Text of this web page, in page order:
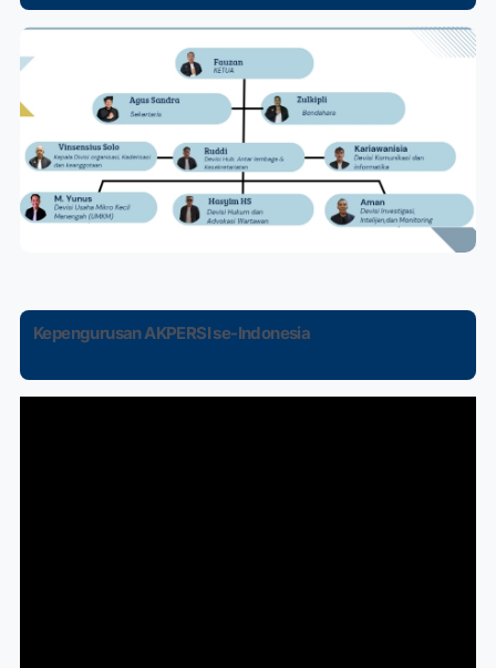
Kepengurusan AKPERSI se-Indonesia